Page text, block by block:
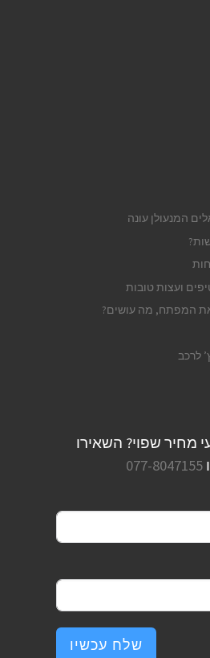
ועצות טובות
המפתח, מה עושים?
לרכב
מחיר שפוי? השאירו
077-8047155
שלח עכשיו